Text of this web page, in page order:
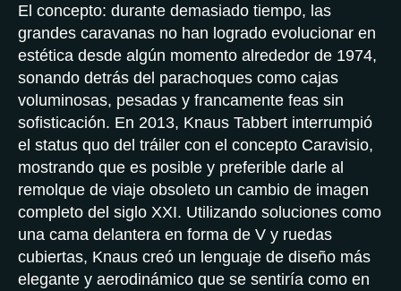
El concepto: durante demasiado tiempo, las
grandes caravanas no han logrado evolucionar en
estética desde algún momento alrededor de 1974,
sonando detrás del parachoques como cajas
voluminosas, pesadas y francamente feas sin
sofisticación. En 2013, Knaus Tabbert interrumpió
el status quo del tráiler con el concepto Caravisio,
mostrando que es posible y preferible darle al
remolque de viaje obsoleto un cambio de imagen
completo del siglo XXI. Utilizando soluciones como
una cama delantera en forma de V y ruedas
cubiertas, Knaus creó un lenguaje de diseño más
elegante y aerodinámico que se sentiría como en